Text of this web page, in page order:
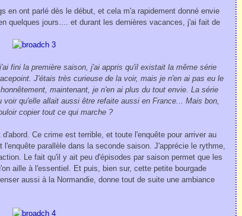
en ont parlé dès le début, et cela m'a rapidement donné envie
quelques jours.... et durant les dernières vacances, j'ai fait de
fini la première saison, j'ai appris qu'il existait la même série
J'étais très curieuse de la voir, mais je n'en ai pas eu le
maintenant, je n'en ai plus du tout envie. La série
qu'elle allait aussi être refaite aussi en France... Mais bon,
copier tout ce qui marche ?
d'abord. Ce crime est terrible, et toute l'enquête pour arriver au
parallèle dans la seconde saison. J'apprécie le rythme,
Le fait qu'il y ait peu d'épisodes par saison permet que les
aille à l'essentiel. Et puis, bien sur, cette petite bourgade
aussi à la Normandie, donne tout de suite une ambiance